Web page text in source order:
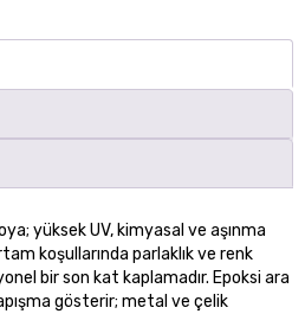
yüksek UV, kimyasal ve aşınma
koşullarında parlaklık ve renk
bir son kat kaplamadır. Epoksi ara
gösterir; metal ve çelik